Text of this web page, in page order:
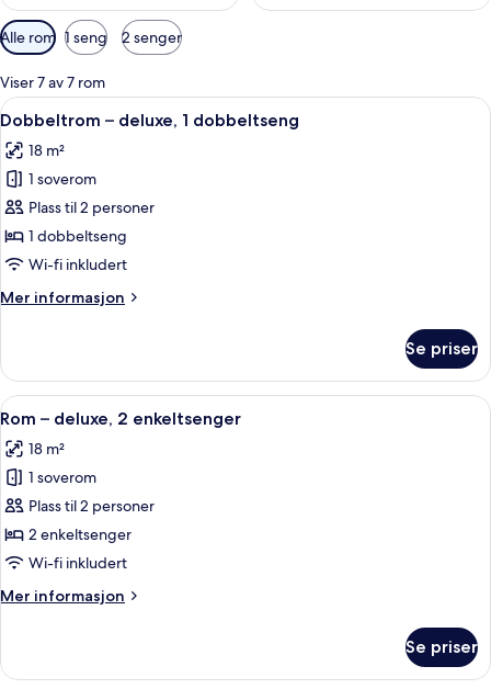
Tilgjengelige
filtre
for
rom
Alle rom 1 seng 2 senger
Viser 7 av 7 rom
Åpne
alle
bildene
av
Dobbeltrom
–
deluxe,
dobbeltseng
Safe på rommet, skrivebord og
9
Dobbeltrom – deluxe, 1 dobbeltseng
18 m²
1 soverom
Plass til 2 personer
1 dobbeltseng
Wi-fi inkludert
Mer informasjon
Mer
–
deluxe,
1
Se priser
Åpne
alle
bildene
av
Rom
–
deluxe,
enkeltsenger
Safe på rommet, skrivebord og
5
Rom – deluxe, 2 enkeltsenger
18 m²
1 soverom
Plass til 2 personer
2 enkeltsenger
Wi-fi inkludert
Mer informasjon
Mer
–
Se priser